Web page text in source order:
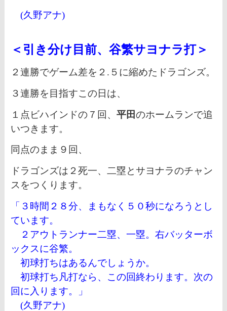
(久野アナ)
＜引き分け目前、谷繁サヨナラ打＞
２連勝でゲーム差を２.５に縮めたドラゴンズ。
３連勝を目指すこの日は、
１点ビハインドの７回、 平田のホームランで追
いつきます。
同点のまま９回、
ドラゴンズは２死一、二塁とサヨナラのチャン
スをつくります。
「３時間２８分、まもなく５０秒になろうとし
ています。
２アウトランナー二塁、一塁。右バッターボ
ックスに谷繁。
初球打ちはあるんでしょうか。
初球打ち凡打なら、この回終わります。 次の
回に入ります。」
(久野アナ)